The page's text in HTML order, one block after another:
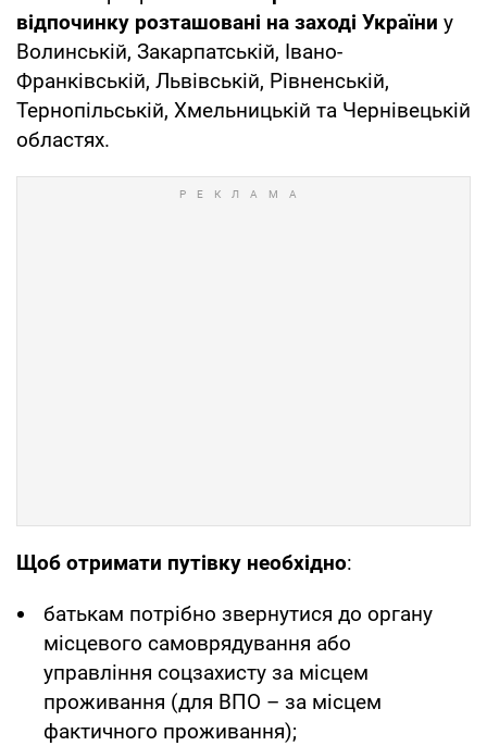
відпочинку розташовані на заході України у
Волинській, Закарпатській, Івано-
Франківській, Львівській, Рівненській,
Тернопільській, Хмельницькій та Чернівецькій
областях.
Щоб отримати путівку необхідно:
батькам потрібно звернутися до органу
місцевого самоврядування або
управління соцзахисту за місцем
проживання (для ВПО – за місцем
фактичного проживання);